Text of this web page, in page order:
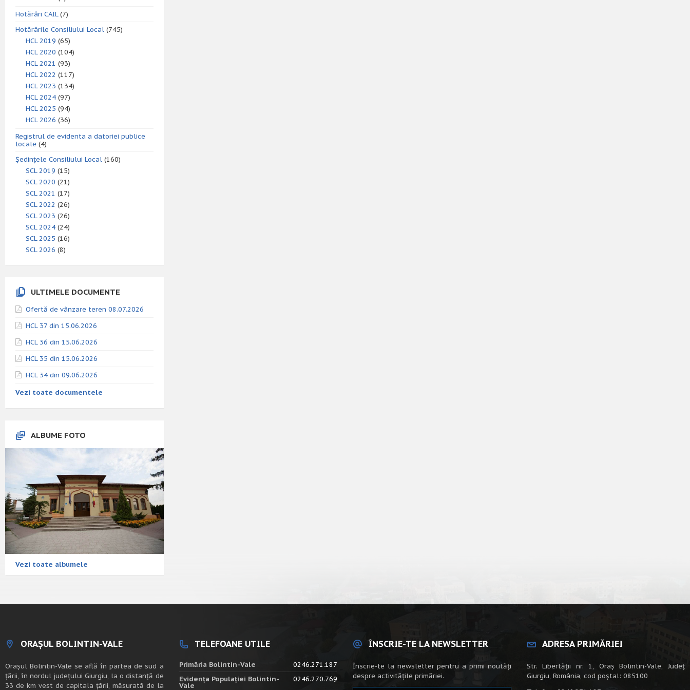
Hotărâri CAIL(7)
Hotărârile Consiliului Local (745)
HCL 2019 (65)
HCL 2020 (104)
HCL 2021 (93)
HCL 2022 (117)
HCL 2023 (134)
HCL 2024 (97)
HCL 2025 (94)
HCL 2026 (36)
Registrul de evidenta a datoriei publice
locale (4)
Ședințele Consiliului Local (160)
SCL 2019 (15)
SCL 2020 (21)
SCL 2021 (17)
SCL 2022 (26)
SCL 2023 (26)
SCL 2024 (24)
SCL 2025 (16)
SCL 2026 (8)
ULTIMELE DOCUMENTE
Ofertă de vânzare teren 08.07.2026
HCL 37 din 15.06.2026
HCL 36 din 15.06.2026
HCL 35 din 15.06.2026
HCL 34 din 09.06.2026
Vezi toate documentele
ALBUME FOTO
Vezi toate albumele
ORAȘUL BOLINTIN-VALE
Oraşul Bolintin-Vale se află în partea de sud a
ţării, în nordul judeţului Giurgiu, la o distanţă de
33 de km vest de capitala țării, măsurată de la
TELEFOANE UTILE
Primăria Bolintin-Vale
0246.271.187
Evidența Populației Bolintin-
Vale
0246.270.769
ÎNSCRIE-TE LA NEWSLETTER
Înscrie-te la newsletter pentru a primi noutăți
despre activitățile primăriei.
ADRESA PRIMĂRIEI
Str. Libertății nr. 1, Oraș Bolintin-Vale, Județ
Giurgiu, România, cod poștal: 085100